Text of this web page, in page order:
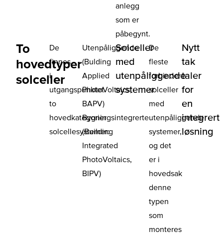
anlegg
som er
påbegynt.
To
hovedtyper
solceller
De
finnes
i
utgangspunktet
to
hovedkategorier
solcellesystemer:
Utenpåliggende
(Bulding
Applied
PhotoVoltaics,
BAPV)
Bygningsintegrerte
(Building
Integrated
PhotoVoltaics,
BIPV)
Solceller
med
utenpåliggende
systemer
De
fleste
forbinder
solceller
med
utenpåliggende
systemer,
og det
er i
hovedsak
denne
typen
som
monteres
Nytt
tak
taler
for
en
integrert
løsning